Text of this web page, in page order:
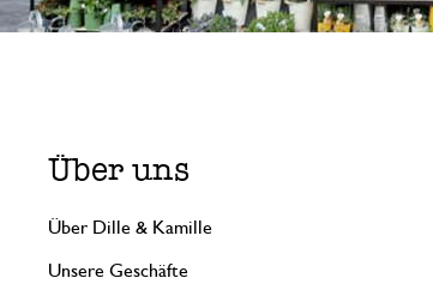
Über uns
Über Dille & Kamille
Unsere Geschäfte